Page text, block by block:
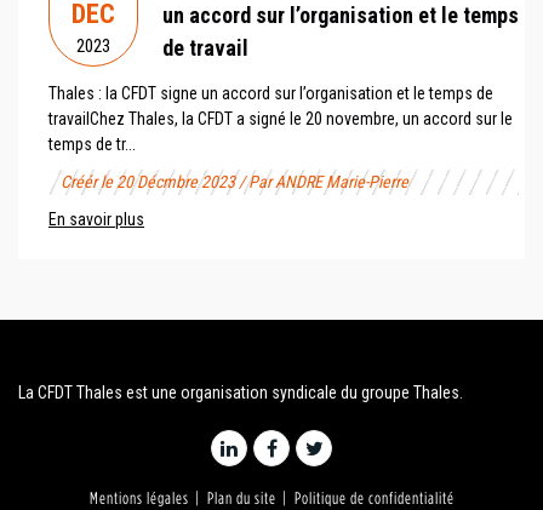
DEC
2023
un accord sur l’organisation et le temps
de travail
Thales : la CFDT signe un accord sur l’organisation et le temps de
travailChez Thales, la CFDT a signé le 20 novembre, un accord sur le
temps de tr...
Créér le 20 Décmbre 2023 / Par ANDRE Marie-Pierre
En savoir plus
La CFDT Thales est une organisation syndicale du groupe Thales.
Mentions légales Plan du site Politique de confidentialité